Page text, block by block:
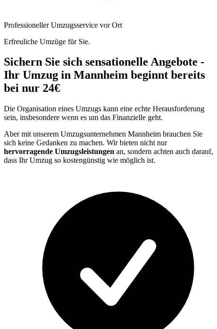
Professioneller Umzugsservice vor Ort
Erfreuliche Umzüge für Sie.
Sichern Sie sich sensationelle Angebote -
Ihr Umzug in Mannheim beginnt bereits
bei nur 24€
Die Organisation eines Umzugs kann eine echte Herausforderung
sein, insbesondere wenn es um das Finanzielle geht.
Aber mit unserem Umzugsunternehmen Mannheim brauchen Sie
sich keine Gedanken zu machen. Wir bieten nicht nur
hervorragende Umzugsleistungen an, sondern achten auch darauf,
dass Ihr Umzug so kostengünstig wie möglich ist.